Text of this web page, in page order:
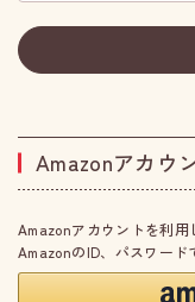
Amazonアカウ
Amazonアカウントを利用
AmazonのID、パスワード